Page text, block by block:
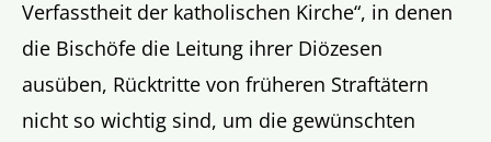
Verfasstheit der katholischen Kirche“, in denen
die Bischöfe die Leitung ihrer Diözesen
ausüben, Rücktritte von früheren Straftätern
nicht so wichtig sind, um die gewünschten